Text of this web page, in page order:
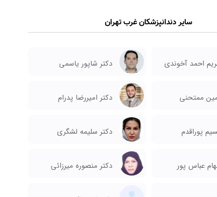
سایر دندانپزشکان غرب تهران
احمد آخوندی دکتر شاپور یاسمی
ممتحنی دکتر امیررضا پدرام
پوراقدم دکتر سلیمه لشگری
عباس پور دکتر منصوره میرزائی